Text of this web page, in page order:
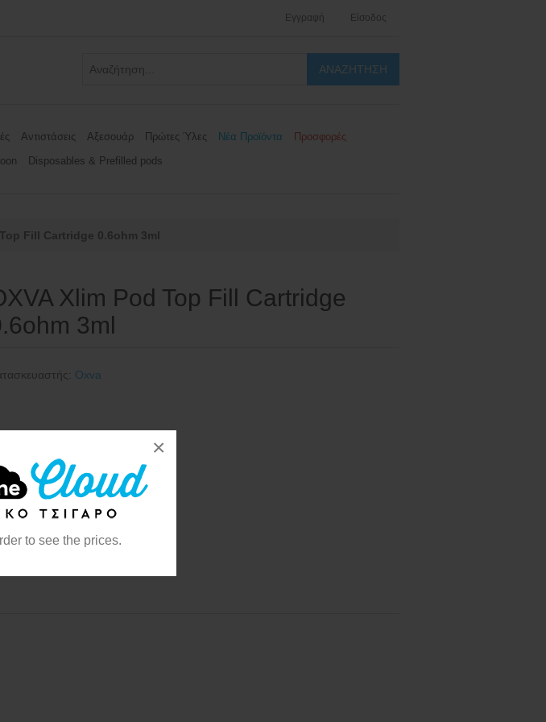
to see the prices.
×
Εγγραφή Είσοδος
Αντιστάσεις Αξεσουάρ Πρώτες Ύλες Νέα Προϊόντα
Προσφορές
Disposables & Prefilled pods
Fill Cartridge 0.6ohm 3ml
Xlim Pod Top Fill Cartridge
3ml
Oxva